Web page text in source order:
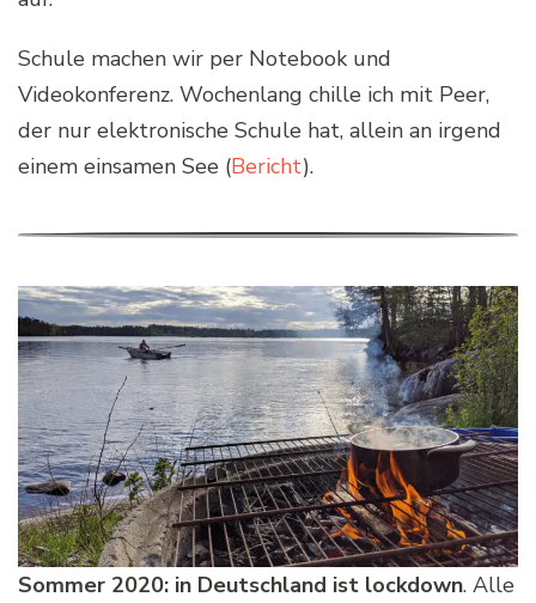
Schule machen wir per Notebook und
Videokonferenz. Wochenlang chille ich mit Peer,
der nur elektronische Schule hat, allein an irgend
einem einsamen See (Bericht).
Sommer 2020: in Deutschland ist lockdown. Alle